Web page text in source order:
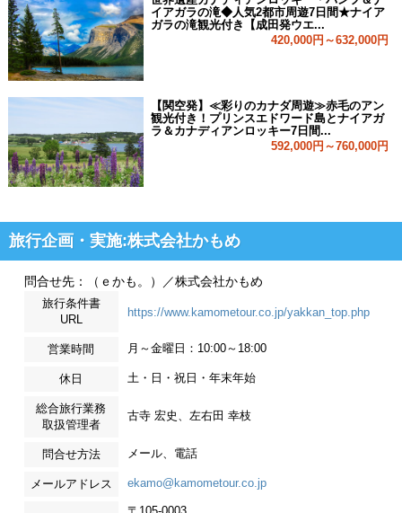
イアガラの滝◆人気2都市周遊7日間★ナイア
ガラの滝観光付き【成田発ウエ...
420,000円～632,000円
【関空発】≪彩りのカナダ周遊≫赤毛のアン
観光付き！プリンスエドワード島とナイアガ
ラ＆カナディアンロッキー7日間...
592,000円～760,000円
旅行企画・実施:株式会社かもめ
問合せ先：（ｅかも。）／株式会社かもめ
旅行条件書
URL
https://www.kamometour.co.jp/yakkan_top.php
営業時間 月～金曜日：10:00～18:00
休日 土・日・祝日・年末年始
総合旅行業務
取扱管理者
古寺 宏史、左右田 幸枝
問合せ方法 メール、電話
メールアドレス ekamo@kamometour.co.jp